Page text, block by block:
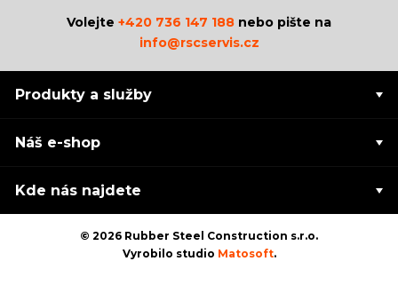
Volejte +420 736 147 188 nebo pište na
info@rscservis.cz
Produkty a služby
Náš e-shop
Kde nás najdete
© 2026 Rubber Steel Construction s.r.o.
Vyrobilo studio Matosoft.